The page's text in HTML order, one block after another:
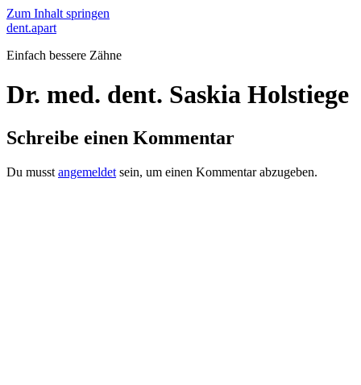
Zum Inhalt springen
dent.apart
Einfach bessere Zähne
Dr. med. dent. Saskia Holstiege
Schreibe einen Kommentar
Du musst angemeldet sein, um einen Kommentar abzugeben.